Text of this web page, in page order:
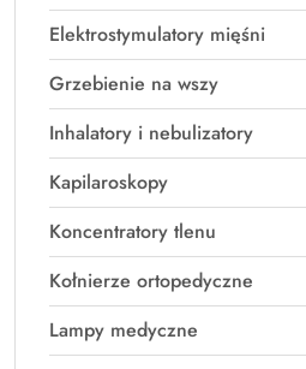
Elektrostymulatory mięśni
Grzebienie na wszy
Inhalatory i nebulizatory
Kapilaroskopy
Koncentratory tlenu
Kołnierze ortopedyczne
Lampy medyczne